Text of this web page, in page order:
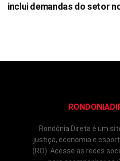
inclui demandas do setor
Rondônia Direta é um
justiça, economia e
(RO). Acesse as redes